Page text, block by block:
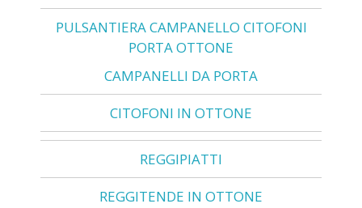
PULSANTIERA CAMPANELLO CITOFONI
PORTA OTTONE
CAMPANELLI DA PORTA
CITOFONI IN OTTONE
REGGIPIATTI
REGGITENDE IN OTTONE